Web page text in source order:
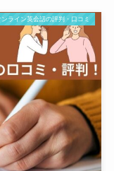
ンライン英会話の評判・口コミ